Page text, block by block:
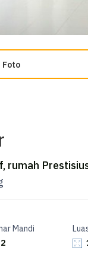
Foto
rumah
Mandi
2